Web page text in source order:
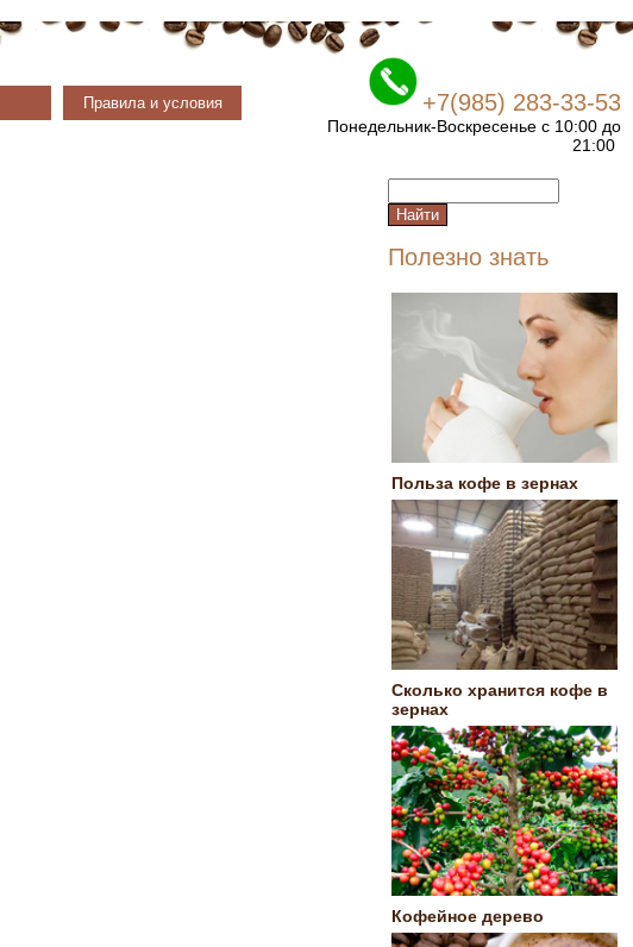
Правила и условия +7(985) 283-33-53
Понедельник-Воскресенье с 10:00 до
21:00
Полезно знать
Польза кофе в зернах
Сколько хранится кофе в
зернах
Кофейное дерево